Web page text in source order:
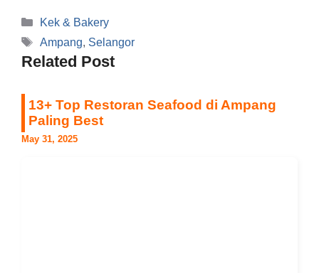
Categories
Kek & Bakery
Tags
Ampang, Selangor
Related Post
13+ Top Restoran Seafood di Ampang
Paling Best
May 31, 2025